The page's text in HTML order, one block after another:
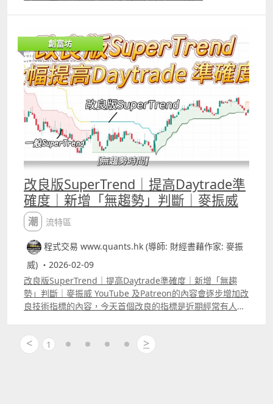
介紹的應用方法，上周daytrade 1張期指的回報大約是150
點。 另改良版SuperTrend除了可daytrade期指外，
daytrade 比特幣也同樣適合。 但筆者強調這些應用方法只
是給大家參考，今次推出一個indicator而非像過去一樣推出
完整strategy就是希望大家可以嘗試不同的應用方法，就像
大家bollingerrsquo;s band 、MACD等，每個人的應用方
法也可能會有不同。
創富坊
改良版SuperTrend｜提高Daytrade準
確度｜新增「無趨勢」判斷｜麥振威
潮流特區
程式交易 www.quants.hk (導師: 財經書藉作家: 麥振
威) ・2026-02-09
改良版SuperTrend｜提高Daytrade準確度｜新增「無趨
勢」判斷｜麥振威 YouTube 及Patreon的內容會逐步增加改
良技術指標的內容，今天首個改良的指標是近期經常有人問
MACD5,35,7等等，這種模式的改良根本效果不大，因為開
市後市場波幅在改變，而所用的參數仍然不變，那根本沒有
< 1 >